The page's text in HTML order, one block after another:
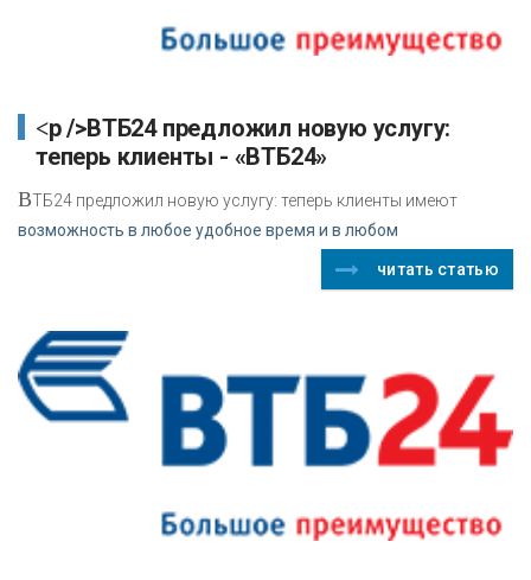
<p />ВТБ24 предложил новую услугу:
теперь клиенты - «ВТБ24»
ВТБ24 предложил новую услугу: теперь клиенты имеют
возможность в любое удобное время и в любом
читать статью